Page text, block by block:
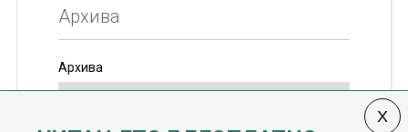
Архива
Архива